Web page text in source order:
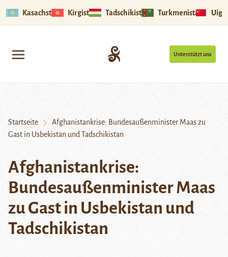
Kasachstan Kirgistan Tadschikistan Turkmenistan
Unterstützt uns
Startseite
Afghanistankrise: Bundesaußenminister Maas zu
Gast in Usbekistan und Tadschikistan
Afghanistankrise:
Bundesaußenminister Maas
zu Gast in Usbekistan und
Tadschikistan